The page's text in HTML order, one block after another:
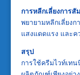
การหลีกเลี่ยงการ
พยายามหลีกเลี่ยงก
แสงแดดแรง และค
สรุป
การใช้ครีมไวท์เท